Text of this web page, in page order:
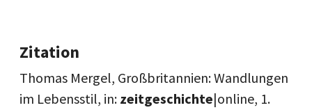
Zitation
Thomas Mergel, Großbritannien: Wandlungen
im Lebensstil, in: zeitgeschichte|online, 1.